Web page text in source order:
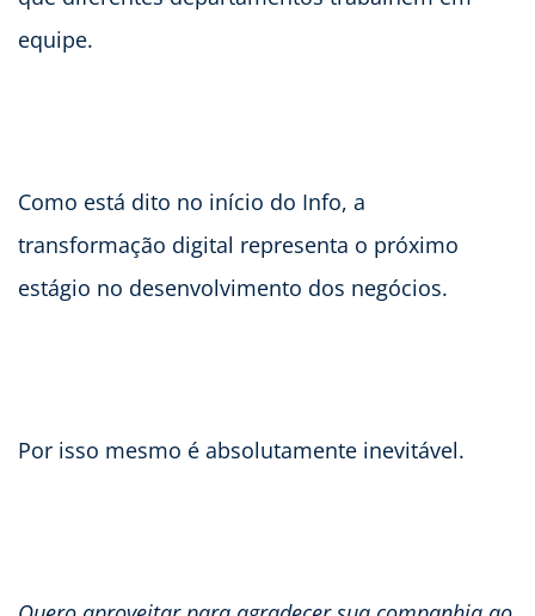
equipe.
Como está dito no início do Info, a
transformação digital representa o próximo
estágio no desenvolvimento dos negócios.
Por isso mesmo é absolutamente inevitável.